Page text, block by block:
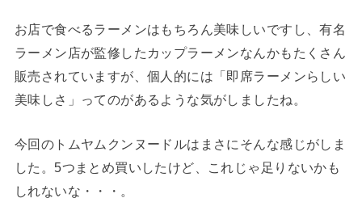
お店で食べるラーメンはもちろん美味しいですし、有名
ラーメン店が監修したカップラーメンなんかもたくさん
販売されていますが、個人的には「即席ラーメンらしい
美味しさ」ってのがあるような気がしましたね。
今回のトムヤムクンヌードルはまさにそんな感じがしま
した。5つまとめ買いしたけど、これじゃ足りないかも
しれないな・・・。